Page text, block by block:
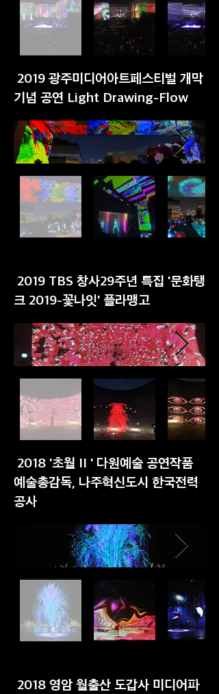
2019 광주미디어아트페스티벌 개막
기념 공연 Light Drawing-Flow
2019 TBS 창사29주년 특집 '문화탱
크 2019-꽃나잇' 플라맹고
2018 '초월 II ' 다원예술 공연작품
예술총감독, 나주혁신도시 한국전력
공사
2018 영암 월출산 도갑사 미디어파